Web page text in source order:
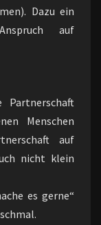
Dazu ein
auf
Menschen
auf
nicht klein
es gerne“